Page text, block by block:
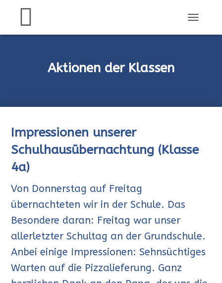
Aktionen der Klassen
Impressionen unserer
Schulhausübernachtung (Klasse
4a)
Von Donnerstag auf Freitag
übernachteten wir in der Schule. Das
Besondere daran: Freitag war unser
allerletzter Schultag an der Grundschule.
Anbei einige Impressionen: Sehnsüchtiges
Warten auf die Pizzalieferung. Ganz